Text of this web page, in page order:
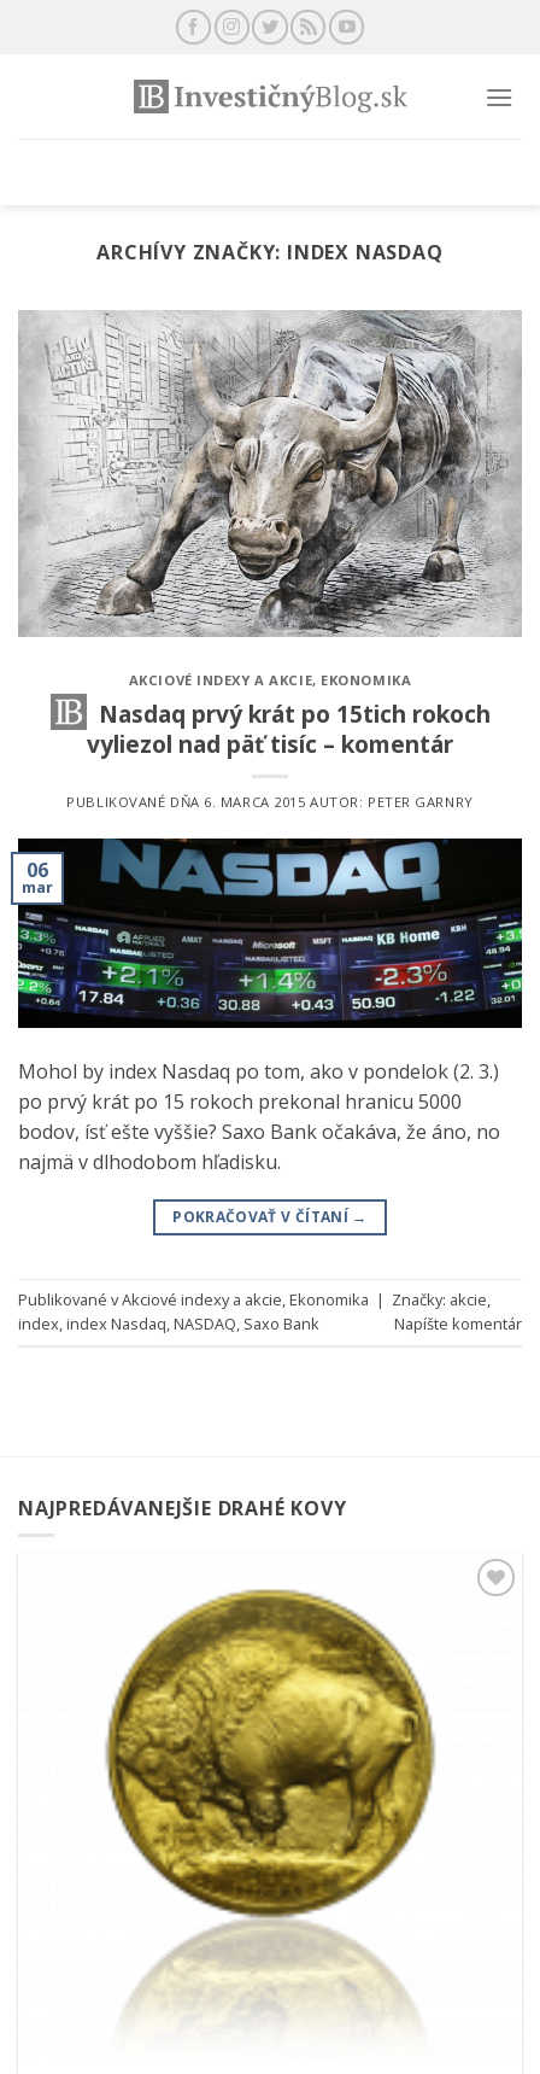
ARCHÍVY ZNAČKY: INDEX NASDAQ
AKCIOVÉ INDEXY A AKCIE, EKONOMIKA
Nasdaq prvý krát po 15tich rokoch
vyliezol nad päť tisíc – komentár
PUBLIKOVANÉ DŇA 6. MARCA 2015 AUTOR: PETER GARNRY
06
mar
Mohol by index Nasdaq po tom, ako v pondelok (2. 3.)
po prvý krát po 15 rokoch prekonal hranicu 5000
bodov, ísť ešte vyššie? Saxo Bank očakáva, že áno, no
najmä v dlhodobom hľadisku.
POKRAČOVAŤ V ČÍTANÍ →
Publikované vAkciové indexy a akcie,Ekonomika | Značky: akcie,
index,index Nasdaq,NASDAQ, Saxo Bank Napíšte komentár
NAJPREDÁVANEJŠIE DRAHÉ KOVY